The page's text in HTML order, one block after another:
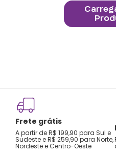
Frete grátis
A partir de R$ 199,90 para Sul e
Sudeste e R$ 259,90 para Norte,
Nordeste e Centro-Oeste